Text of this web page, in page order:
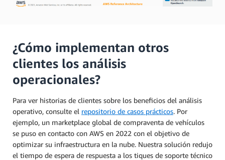
¿Cómo implementan otros
clientes los análisis
operacionales?
Para ver historias de clientes sobre los beneficios del análisis
operativo, consulte el repositorio de casos prácticos. Por
ejemplo, un marketplace global de compraventa de vehículos
se puso en contacto con AWS en 2022 con el objetivo de
optimizar su infraestructura en la nube. Nuestra solución redujo
el tiempo de espera de respuesta a los tiques de soporte técnico